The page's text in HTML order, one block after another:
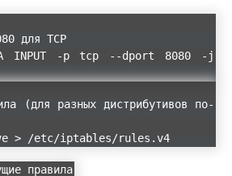
для TCP
INPUT -p tcp --dport 8080 -j
(для разных дистрибутивов по-
> /etc/iptables/rules.v4
правила